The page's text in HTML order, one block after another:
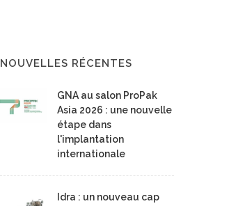
NOUVELLES RÉCENTES
GNA au salon ProPak
Asia 2026 : une nouvelle
étape dans
l'implantation
internationale
Idra : un nouveau cap